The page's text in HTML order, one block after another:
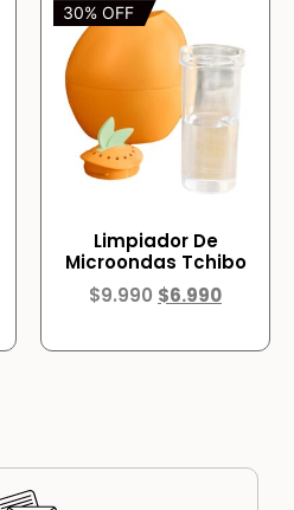
30% OFF
Limpiador De
Microondas Tchibo
$9.990 $6.990